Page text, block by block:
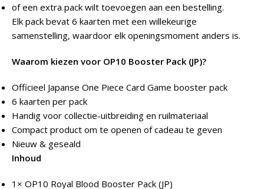
of een extra pack wilt toevoegen aan een bestelling.
Elk pack bevat 6 kaarten met een willekeurige
samenstelling, waardoor elk openingsmoment anders is.
Waarom kiezen voor OP10 Booster Pack (JP)?
Officieel Japanse One Piece Card Game booster pack
6 kaarten per pack
Handig voor collectie-uitbreiding en ruilmateriaal
Compact product om te openen of cadeau te geven
Nieuw & geseald
Inhoud
1× OP10 Royal Blood Booster Pack (JP)